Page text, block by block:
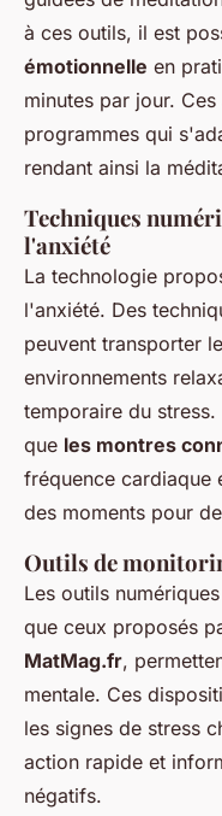
à ces outils, il est
émotionnelle en
minutes par jour.
programmes qui
rendant ainsi la
Techniques
l'anxiété
La technologie
l'anxiété. Des
peuvent transporter
environnements
temporaire du
que les montres
fréquence cardiaque
des moments pour
Outils de
Les outils
que ceux proposés
MatMag.fr,
mentale. Ces
les signes de stress
action rapide et
négatifs.